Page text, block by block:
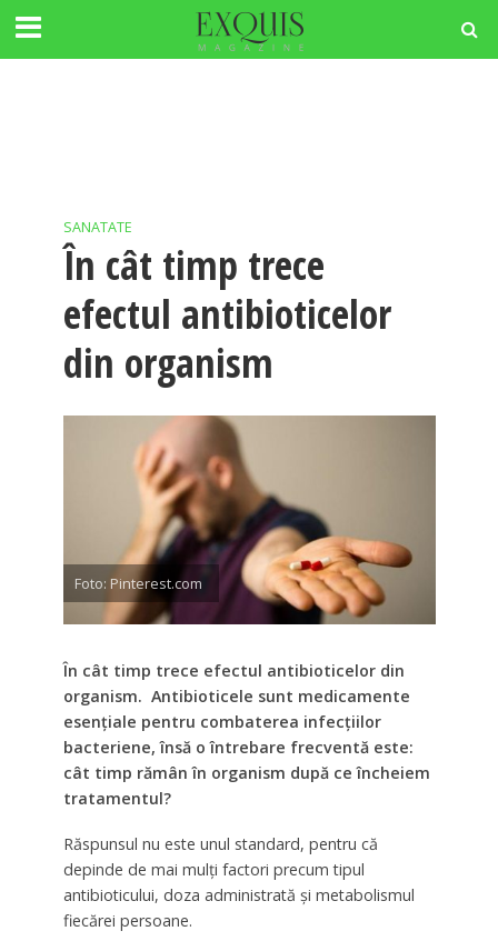
SANATATE
În cât timp trece
efectul antibioticelor
din organism
Foto: Pinterest.com
În cât timp trece efectul antibioticelor din
organism. Antibioticele sunt medicamente
esențiale pentru combaterea infecțiilor
bacteriene, însă o întrebare frecventă este:
cât timp rămân în organism după ce încheiem
tratamentul?
Răspunsul nu este unul standard, pentru că
depinde de mai mulți factori precum tipul
antibioticului, doza administrată și metabolismul
fiecărei persoane.